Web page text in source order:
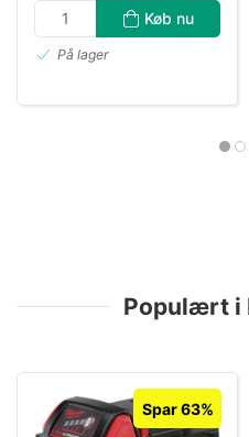
Køb nu
På lager
Populært i
Spar 63%